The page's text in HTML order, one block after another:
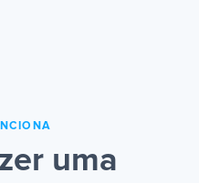
uma